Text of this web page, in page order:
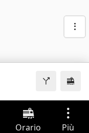
Orario Più